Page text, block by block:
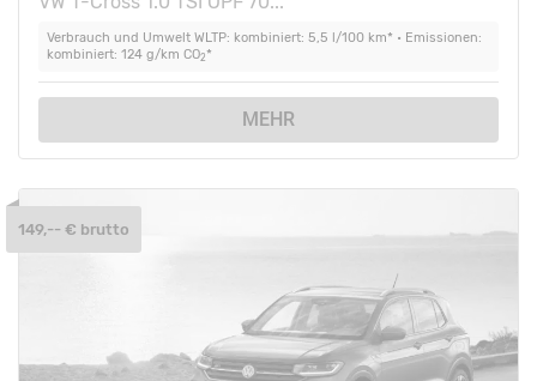
Verbrauch und Umwelt WLTP: kombiniert: 5,5 l/100 km* • Emissionen:
kombiniert: 124 g/km CO2*
MEHR
149,-- € brutto